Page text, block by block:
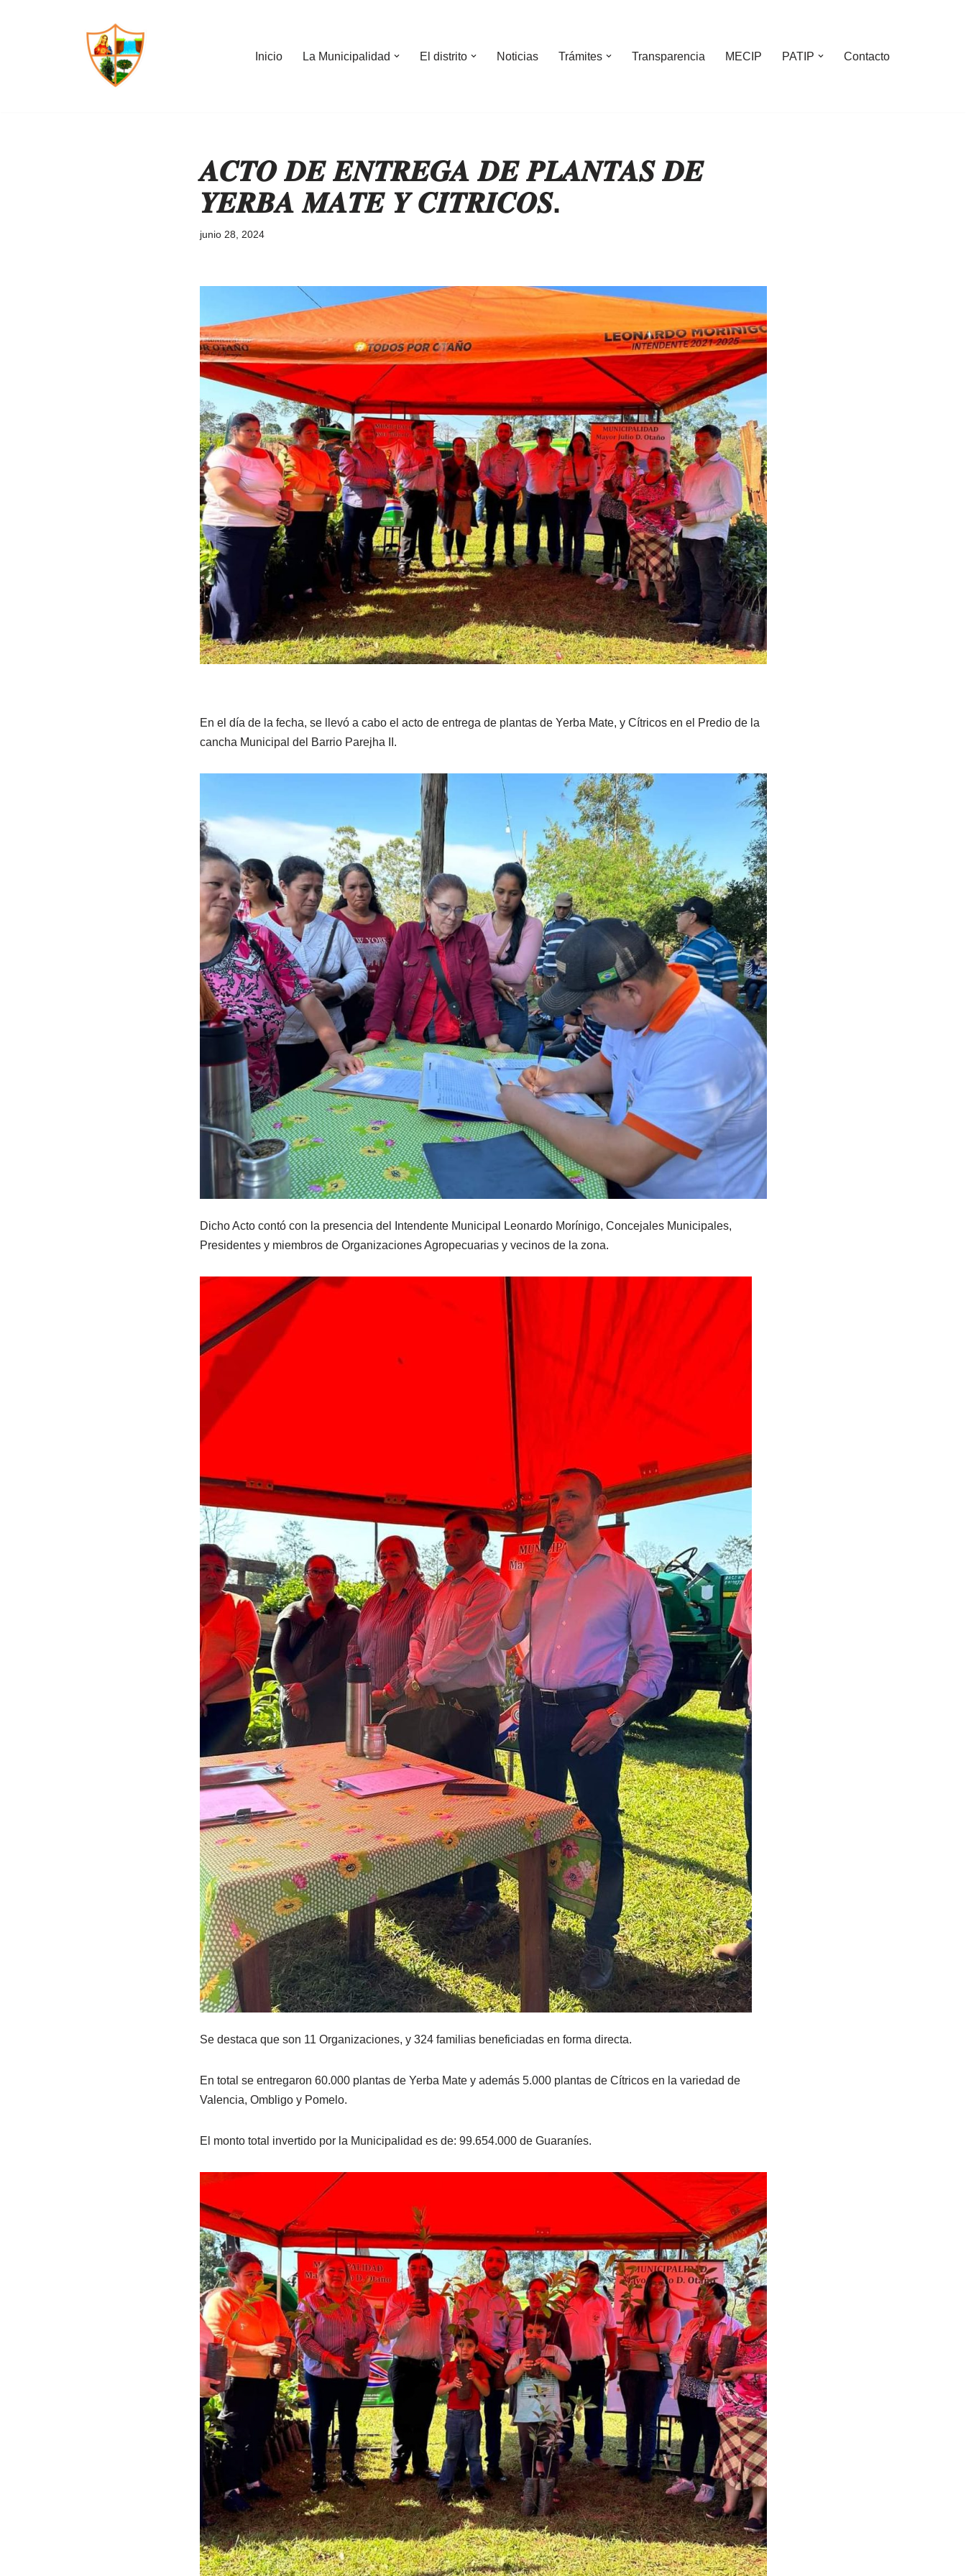
Inicio La Municipalidad El distrito Noticias Trámites Transparencia MECIP PATIP Contacto
𝑨𝑪𝑻𝑶 𝑫𝑬 𝑬𝑵𝑻𝑹𝑬𝑮𝑨 𝑫𝑬 𝑷𝑳𝑨𝑵𝑻𝑨𝑺 𝑫𝑬
𝒀𝑬𝑹𝑩𝑨 𝑴𝑨𝑻𝑬 𝒀 𝑪𝑰́𝑻𝑹𝑰𝑪𝑶𝑺.
junio 28, 2024
En el día de la fecha, se llevó a cabo el acto de entrega de plantas de Yerba Mate, y Cítricos en el Predio de la
cancha Municipal del Barrio Parejha II.
Dicho Acto contó con la presencia del Intendente Municipal Leonardo Morínigo, Concejales Municipales,
Presidentes y miembros de Organizaciones Agropecuarias y vecinos de la zona.
Se destaca que son 11 Organizaciones, y 324 familias beneficiadas en forma directa.
En total se entregaron 60.000 plantas de Yerba Mate y además 5.000 plantas de Cítricos en la variedad de
Valencia, Ombligo y Pomelo.
El monto total invertido por la Municipalidad es de: 99.654.000 de Guaraníes.